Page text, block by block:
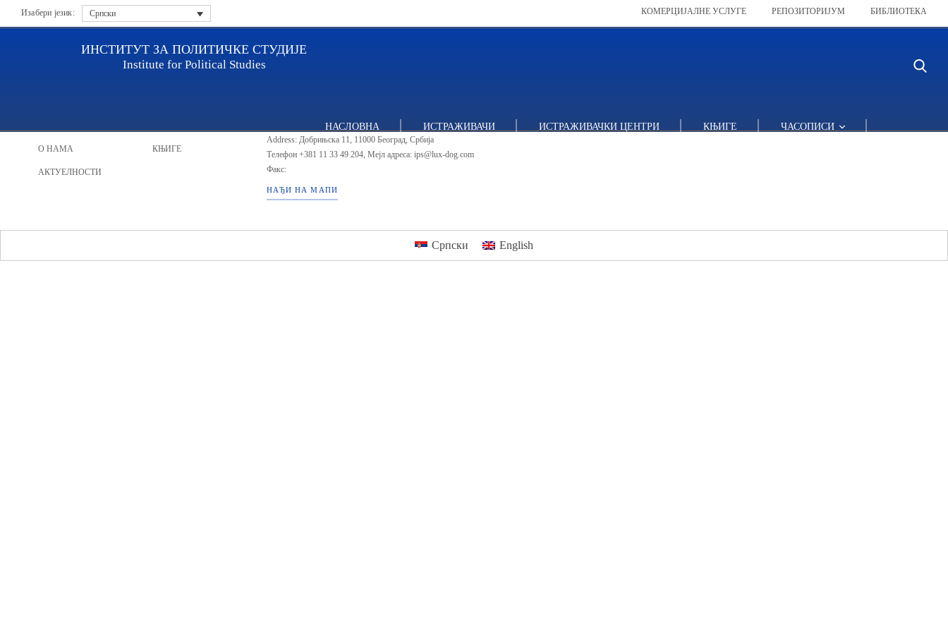
Изабери језик: Српски КОМЕРЦИЈАЛНЕ УСЛУГЕ РЕПОЗИТОРИЈУМ БИБЛИОТЕКА
ИНСТИТУТ ЗА ПОЛИТИЧКЕ СТУДИЈЕ
Institute for Political Studies
НАСЛОВНА ИСТРАЖИВАЧИ ИСТРАЖИВАЧКИ ЦЕНТРИ КЊИГЕ ЧАСОПИСИ
О НАМА
АКТУЕЛНОСТИ
КЊИГЕ
ИПС - Институт за политичке студије
Address: Добрињска 11, 11000 Београд, Србија
Телефон +381 11 33 49 204, Мејл адреса: ips@lux-dog.com
Факс:
НАЂИ НА МАПИ
Српски English